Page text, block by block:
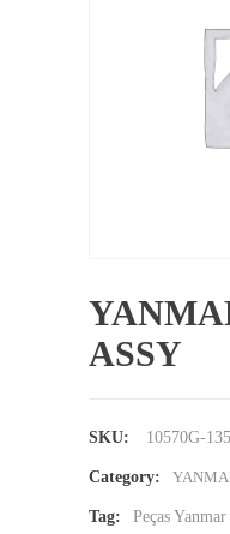
ASSY
SKU: 10570G-
Category:
Tag: Peças Yanmar